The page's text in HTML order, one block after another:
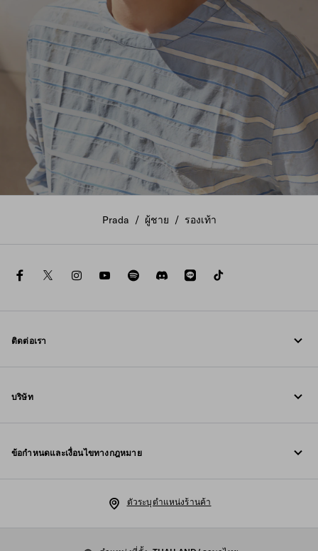
ร่วมเฉลิมฉลองเทศกาลชีซีด้วยการคัดสรรพิเศษจาก Prada
สำรวจ
Prada / ผู้ชาย / รองเท้า
facebooktwitterinstagramyoutubespotifydiscord
line
ติดต่อเรา
บริษัท
ข้อกำหนดและเงื่อนไขทางกฎหมาย
ตัวระบุตำแหน่งร้านค้า